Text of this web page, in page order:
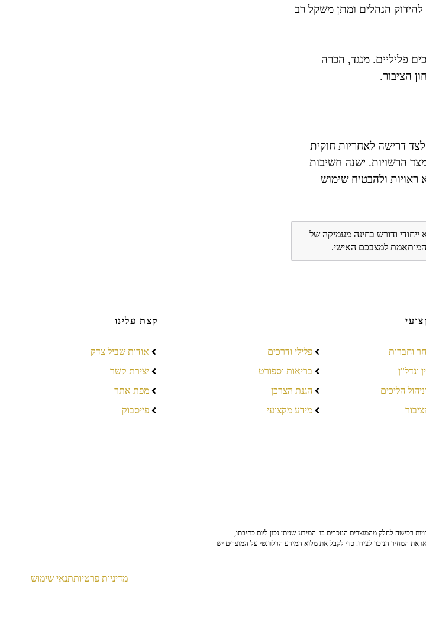
הנהלים ומתן משקל רב
פליליים. מנגד, הכרה
הציבור.
דרישה לאחריות חוקית
הרשויות. ישנה חשיבות
ולהבטיח שימוש
ייחודי ודורש בחינה מעמיקה של
המותאמת למצבכם האישי.
וחברות
ונדל"ן
הליכים
פלילי ודרכים
בריאות וספורט
הגנת הצרכן
מידע מקצועי
קצת עלינו
אודות שביל צדק
יצירת קשר
מפת אתר
פייסבוק
רכישה לחלק מהמוצרים הנזכרים בו. המידע שניתן נכון ליום כתיבתו,
המחיר הנזכר לצידו. כדי לקבל את מלוא המידע הרלוונטי על המוצרים יש
מדיניות פרטיותתנאי שימוש